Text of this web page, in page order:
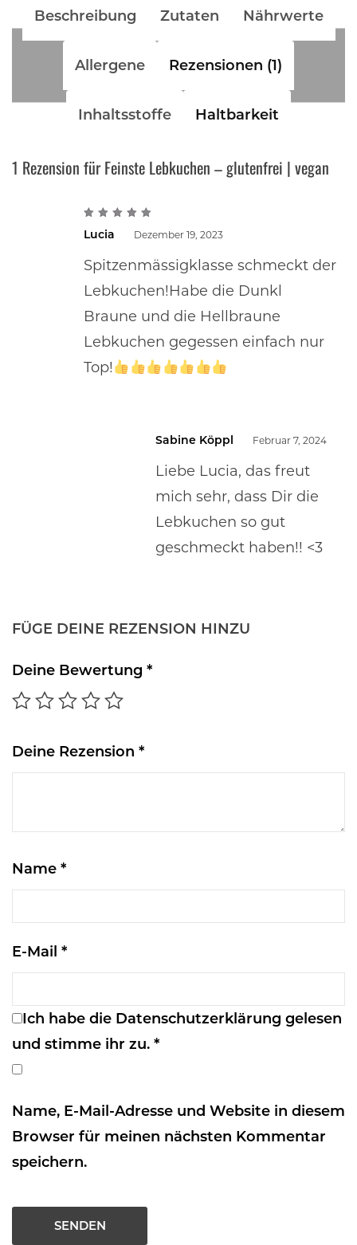
Beschreibung Zutaten Nährwerte
Allergene Rezensionen (1)
Inhaltsstoffe Haltbarkeit
1 Rezension fürFeinste Lebkuchen – glutenfrei | vegan
5
Lucia Dezember 19, 2023
Spitzenmässigklasse schmeckt der
Lebkuchen!Habe die Dunkl
Braune und die Hellbraune
Lebkuchen gegessen einfach nur
Top!
Sabine Köppl Februar 7, 2024
Liebe Lucia, das freut
mich sehr, dass Dir die
Lebkuchen so gut
geschmeckt haben!! <3
FÜGE DEINE REZENSION HINZU
Deine Bewertung *
Deine Rezension *
Name *
E-Mail *
Ich habe die Datenschutzerklärung gelesen
und stimme ihr zu. *
Name, E-Mail-Adresse und Website in diesem
Browser für meinen nächsten Kommentar
speichern.